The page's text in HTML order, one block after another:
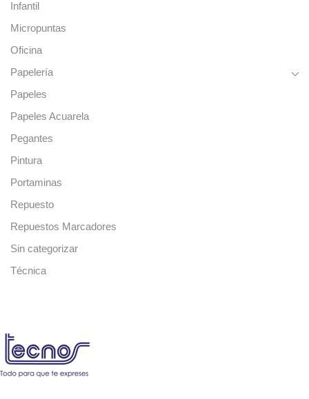
Infantil
Micropuntas
Oficina
Papelería
Papeles
Papeles Acuarela
Pegantes
Pintura
Portaminas
Repuesto
Repuestos Marcadores
Sin categorizar
Técnica